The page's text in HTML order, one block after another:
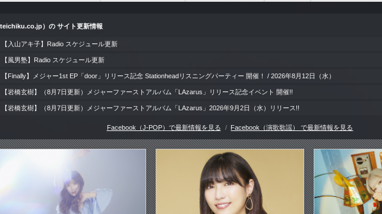
）の サイト更新情報
【入山アキ子】Radio スケジュール更新
【風男塾】Radio スケジュール更新
【Finally】メジャー1st EP「door」リリース記念 Stationheadリスニングパーティー 開催！ / 2026年8月12日（水）
【岩橋玄樹】（8月7日更新）メジャーファーストアルバム「LAzarus」リリース記念イベント 開催!!
【岩橋玄樹】（8月7日更新）メジャーファーストアルバム「LAzarus」2026年9月2日（水）リリース!!
Facebook（J-POP）で最新情報を見る Facebook（演歌歌謡） で最新情報を見る